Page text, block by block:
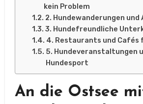
kein Problem
2. Hundewanderungen und
3. Hundefreundliche
4. Restaurants und Cafés
5. Hundeveranstaltungen
Hundesport
An die Ostsee